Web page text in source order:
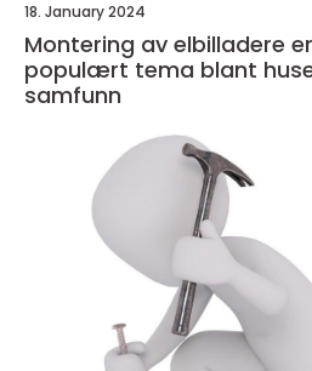
18. January 2024
Montering av elbilladere
populært tema blant
samfunn